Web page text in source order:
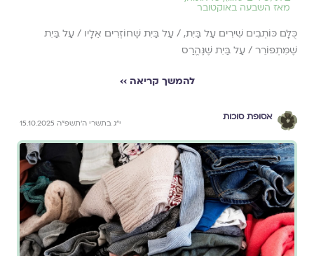
מאז השבעה באוקטובר
כֻּלָּם כּוֹתְבִים שִׁירִים עַל בַּיִת, / עַל בַּיִת שֶׁחוֹזְרִים אֵלָיו / עַל בַּיִת
שֶׁמִּתְפּוֹרֵר / עַל בַּיִת שֶׁנֶּהֱרַס
להמשך קריאה ››
אסופת סוכות
י״ג בתשרי ה׳תשפ״ה 15.10.2025